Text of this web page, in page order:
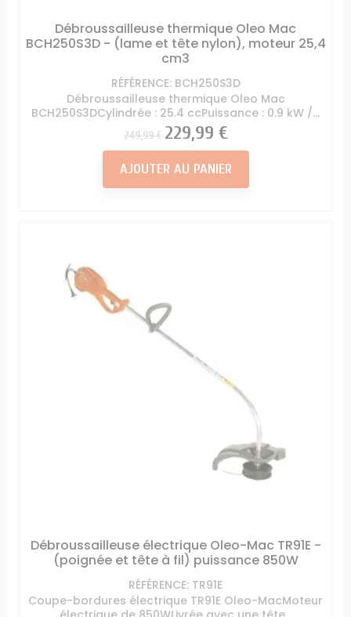
Débroussailleuse thermique Oleo Mac
BCH250S3D - (lame et tête nylon), moteur 25,4
cm3
RÉFÉRENCE: BCH250S3D
Débroussailleuse thermique Oleo Mac
BCH250S3DCylindrée : 25.4 ccPuissance : 0.9 kW /...
Prix
249,99 € Prix
229,99 €
AJOUTER AU PANIER
Débroussailleuse électrique Oleo-Mac TR91E -
(poignée et tête à fil) puissance 850W
RÉFÉRENCE: TR91E
Coupe-bordures électrique TR91E Oleo-MacMoteur